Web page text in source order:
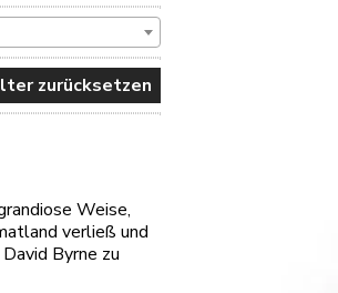
zurücksetzen
Weise,
verließ und
Byrne zu